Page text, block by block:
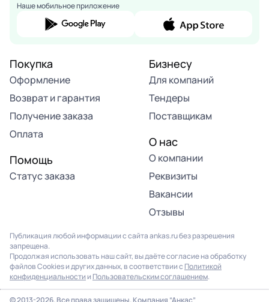
Наше мобильное приложение
Покупка
Оформление
Возврат и гарантия
Получение заказа
Оплата
Помощь
Статус заказа
Бизнесу
Для компаний
Тендеры
Поставщикам
О нас
О компании
Реквизиты
Вакансии
Отзывы
Публикация любой информации с сайта ankas.ru без разрешения
запрещена.
Продолжая использовать наш сайт, вы даёте согласие на обработку
файлов Cookies и других данных, в соответствии с Политикой
конфиденциальности и Пользовательским соглашением.
© 2013-2026. Все права защищены. Компания “Анкас”
Продолжая использовать наш сайт, вы соглашаетесь на
использование файлов cookie. Подробнее вПолитике